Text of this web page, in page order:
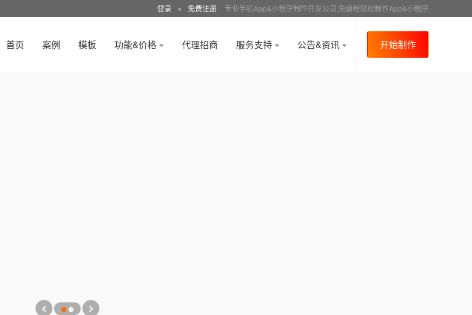
登录 ● 免费注册 专业手机App&小程序制作开发公司,免编程轻松制作App&小程序
首页 案例 模板 功能&价格 代理招商 服务支持 公告&资讯 开始制作